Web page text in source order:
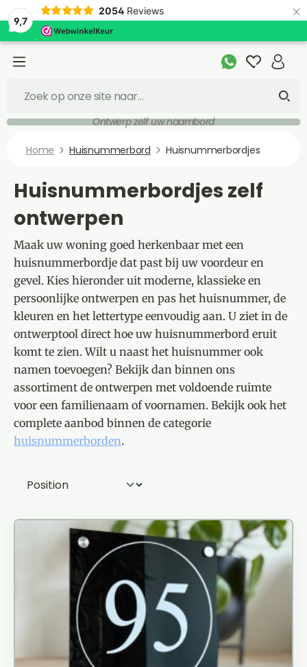
9,7
2054 Reviews ×
Snelle levering
Home Huisnummerbord Huisnummerbordjes
Huisnummerbordjes zelf
ontwerpen
Maak uw woning goed herkenbaar met een
huisnummerbordje dat past bij uw voordeur en
gevel. Kies hieronder uit moderne, klassieke en
persoonlijke ontwerpen en pas het huisnummer, de
kleuren en het lettertype eenvoudig aan. U ziet in de
ontwerptool direct hoe uw huisnummerbord eruit
komt te zien. Wilt u naast het huisnummer ook
namen toevoegen? Bekijk dan binnen ons
assortiment de ontwerpen met voldoende ruimte
voor een familienaam of voornamen. Bekijk ook het
complete aanbod binnen de categorie
huisnummerborden.